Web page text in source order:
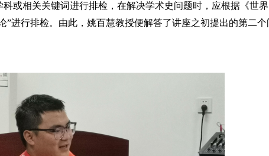
或相关关键词进行排检，在解决学术史问题时，应根据《世
”进行排检。由此，姚百慧教授便解答了讲座之初提出的第二个